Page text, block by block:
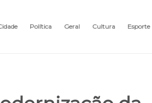
Política Geral Cultura Esporte